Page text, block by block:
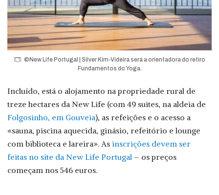
©New Life Portugal | Silver Kim-Videira será a orientadora do retiro
Fundamentos do Yoga.
Incluído, está o alojamento na propriedade rural de
treze hectares da New Life (com 49 suites, na aldeia de
Folgosinho, em Gouveia), as refeições e o acesso a
«sauna, piscina aquecida, ginásio, refeitório e lounge
com biblioteca e lareira». As inscrições devem ser
feitas no site da New Life Portugal – os preços
começam nos 546 euros.